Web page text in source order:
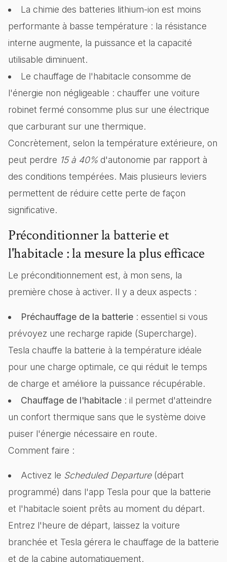
La chimie des batteries lithium-ion est moins
performante à basse température : la résistance
interne augmente, la puissance et la capacité
utilisable diminuent.
Le chauffage de l'habitacle consomme de
l'énergie non négligeable : chauffer une voiture
robinet fermé consomme plus sur une électrique
que carburant sur une thermique.
Concrètement, selon la température extérieure, on
peut perdre 15 à 40% d'autonomie par rapport à
des conditions tempérées. Mais plusieurs leviers
permettent de réduire cette perte de façon
significative.
Préconditionner la batterie et
l'habitacle : la mesure la plus efficace
Le préconditionnement est, à mon sens, la
première chose à activer. Il y a deux aspects :
Préchauffage de la batterie: essentiel si vous
prévoyez une recharge rapide (Supercharge).
Tesla chauffe la batterie à la température idéale
pour une charge optimale, ce qui réduit le temps
de charge et améliore la puissance récupérable.
Chauffage de l'habitacle: il permet d'atteindre
un confort thermique sans que le système doive
puiser l'énergie nécessaire en route.
Comment faire :
Activez le Scheduled Departure(départ
programmé) dans l'app Tesla pour que la batterie
et l'habitacle soient prêts au moment du départ.
Entrez l'heure de départ, laissez la voiture
branchée et Tesla gérera le chauffage de la batterie
et de la cabine automatiquement.